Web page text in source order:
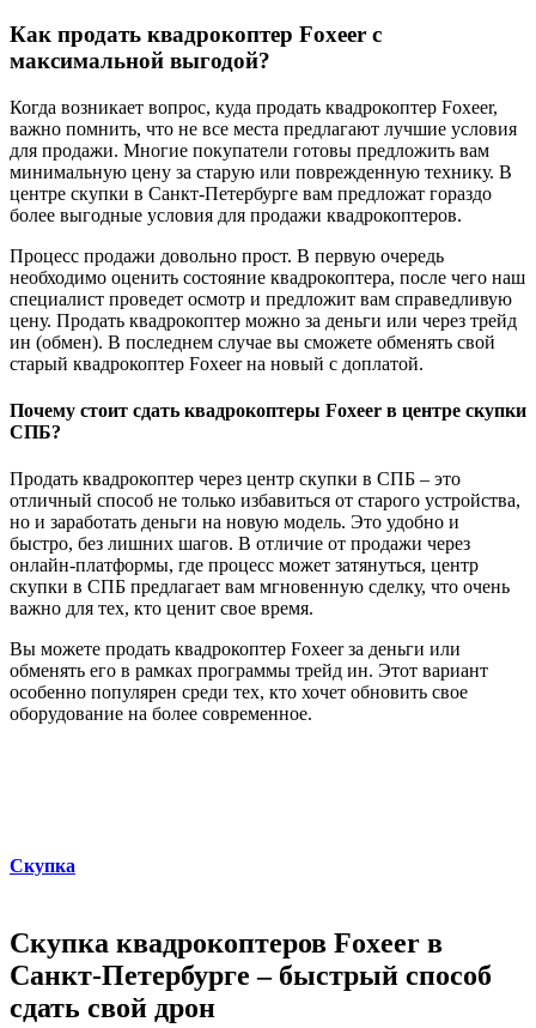
Как продать квадрокоптер Foxeer с
максимальной выгодой?
Когда возникает вопрос, куда продать квадрокоптер Foxeer,
важно помнить, что не все места предлагают лучшие условия
для продажи. Многие покупатели готовы предложить вам
минимальную цену за старую или поврежденную технику. В
центре скупки в Санкт-Петербурге вам предложат гораздо
более выгодные условия для продажи квадрокоптеров.
Процесс продажи довольно прост. В первую очередь
необходимо оценить состояние квадрокоптера, после чего наш
специалист проведет осмотр и предложит вам справедливую
цену. Продать квадрокоптер можно за деньги или через трейд
ин (обмен). В последнем случае вы сможете обменять свой
старый квадрокоптер Foxeer на новый с доплатой.
Почему стоит сдать квадрокоптеры Foxeer в центре скупки
СПБ?
Продать квадрокоптер через центр скупки в СПБ – это
отличный способ не только избавиться от старого устройства,
но и заработать деньги на новую модель. Это удобно и
быстро, без лишних шагов. В отличие от продажи через
онлайн-платформы, где процесс может затянуться, центр
скупки в СПБ предлагает вам мгновенную сделку, что очень
важно для тех, кто ценит свое время.
Вы можете продать квадрокоптер Foxeer за деньги или
обменять его в рамках программы трейд ин. Этот вариант
особенно популярен среди тех, кто хочет обновить свое
оборудование на более современное.
Скупка
Скупка квадрокоптеров Foxeer в
Санкт-Петербурге – быстрый способ
сдать свой дрон